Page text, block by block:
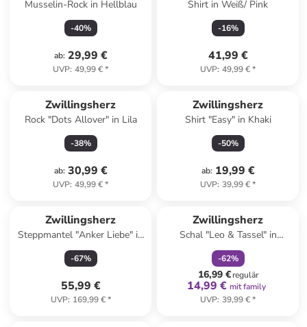
Musselin-Rock in Hellblau
-40%
ab: 29,99 €
UVP: 49,99 €*
Shirt in Weiß/ Pink
-16%
41,99 €
UVP: 49,99 €*
Zwillingsherz
Rock "Dots Allover" in Lila
-38%
ab: 30,99 €
UVP: 49,99 €*
Zwillingsherz
Shirt "Easy" in Khaki
-50%
ab: 19,99 €
UVP: 39,99 €*
Zwillingsherz
Steppmantel "Anker Liebe" in
Pink
-67%
55,99 €
UVP: 169,99 €*
Zwillingsherz
Schal "Leo & Tassel" in
Hellbraun - (L)224 x (B)42 cm
-62%
16,99 €regulär
14,99 € mit family
UVP: 39,99 €*